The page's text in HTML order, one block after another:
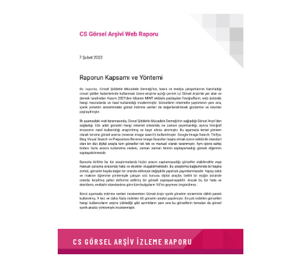
CS GÖRSEL ARŞIV IZLEME RAPORU